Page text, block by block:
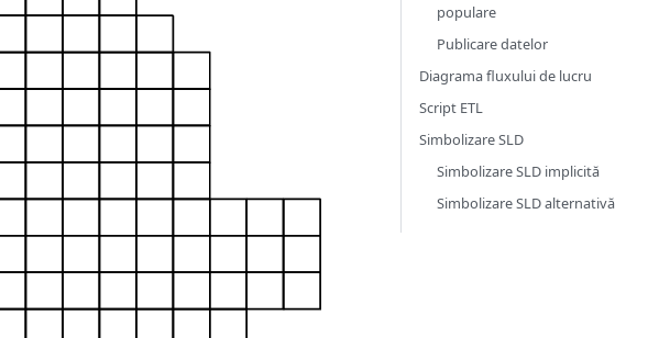
populare
Publicare datelor
Diagrama fluxului de lucru
Script ETL
Simbolizare SLD
Simbolizare SLD implicită
Simbolizare SLD alternativă